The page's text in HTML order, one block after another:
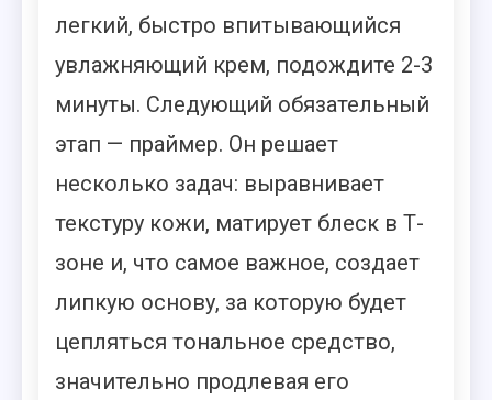
легкий, быстро впитывающийся
увлажняющий крем, подождите 2-3
минуты. Следующий обязательный
этап — праймер. Он решает
несколько задач: выравнивает
текстуру кожи, матирует блеск в Т-
зоне и, что самое важное, создает
липкую основу, за которую будет
цепляться тональное средство,
значительно продлевая его